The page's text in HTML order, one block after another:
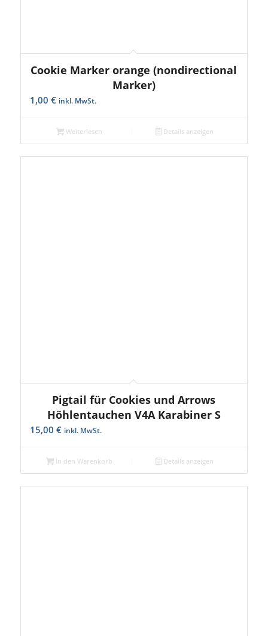
Cookie Marker orange (nondirectional
Marker)
1,00 € inkl. MwSt.
Weiterlesen Details anzeigen
Pigtail für Cookies und Arrows
Höhlentauchen V4A Karabiner S
15,00 € inkl. MwSt.
In den Warenkorb Details anzeigen